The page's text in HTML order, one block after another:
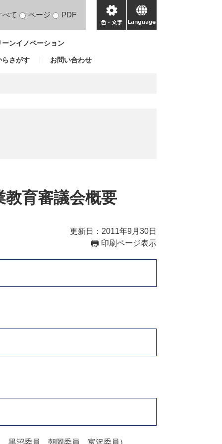
べて ページ PDF
色・
文
language
ンイノベーション
らさがす お問い合わせ
育審議会概要
更新日：2011年9月30日
印刷ページ表示
沼委員、朝岡委員、富沢委員）